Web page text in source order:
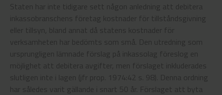
Staten har inte tidigare sett någon anledning att debitera
inkassobranschens företag kostnader för tillståndsgivning
eller tillsyn, bland annat då statens kostnader för
verksamheten har bedömts som små. Den utredning som
ursprungligen lämnade förslag på inkassolag föreslog en
möjlighet att debitera avgifter, men förslaget inkluderades
slutligen inte i lagen (jfr prop. 1974:42 s. 98). Denna ordning
har således varit gällande i snart 50 år. Förslaget att byta